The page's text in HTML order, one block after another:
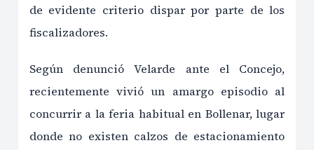
de evidente criterio dispar por parte de los
fiscalizadores.
Según denunció Velarde ante el Concejo,
recientemente vivió un amargo episodio al
concurrir a la feria habitual en Bollenar, lugar
donde no existen calzos de estacionamiento